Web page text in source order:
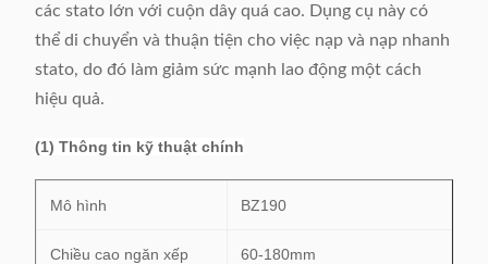
các stato lớn với cuộn dây quá cao. Dụng cụ này có
thể di chuyển và thuận tiện cho việc nạp và nạp nhanh
stato, do đó làm giảm sức mạnh lao động một cách
hiệu quả.
(1) Thông tin kỹ thuật chính
Mô hình BZ190
Chiều cao ngăn xếp 60-180mm